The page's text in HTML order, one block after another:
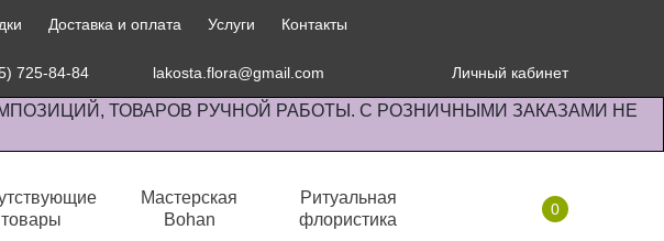
Доставка и оплата Услуги Контакты
725-84-84 lakosta.flora@gmail.com Личный кабинет
ТОВАРОВ РУЧНОЙ РАБОТЫ. С РОЗНИЧНЫМИ ЗАКАЗАМИ НЕ
товары
Мастерская
Bohan
Ритуальная
флористика
0